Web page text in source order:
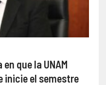
que la UNAM
inicie el semestre